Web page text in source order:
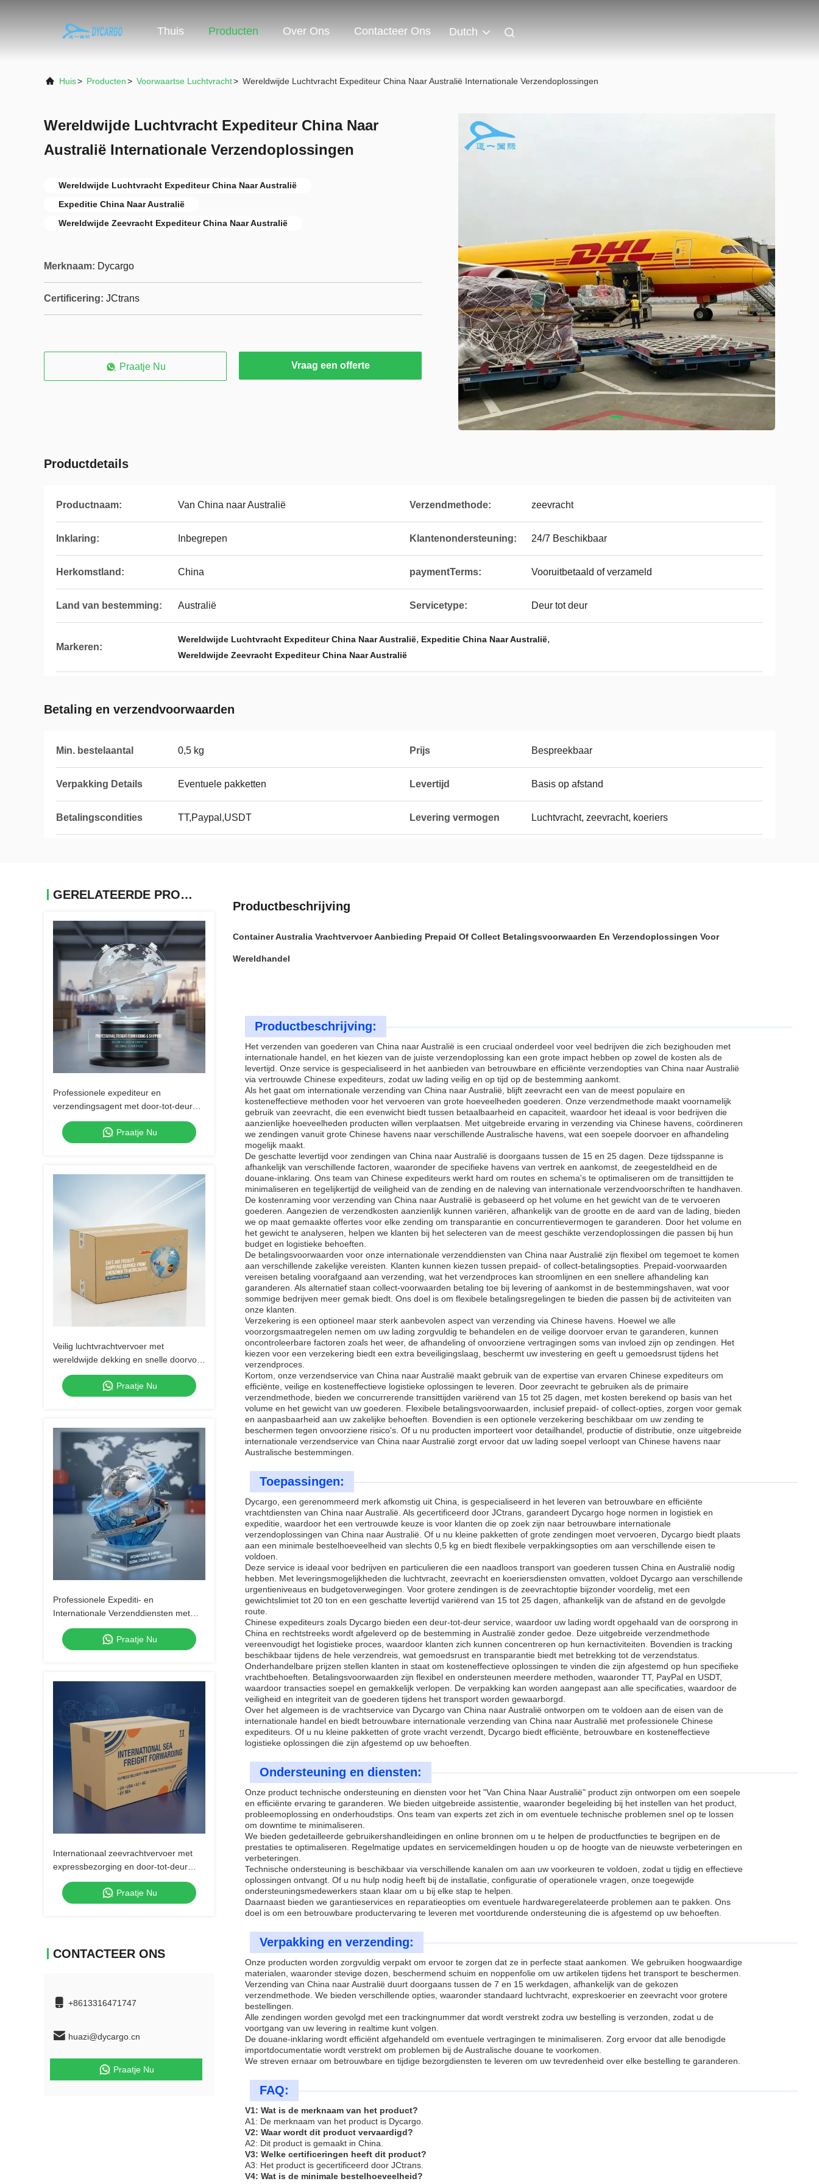
Thuis Producten Over Ons Contacteer Ons Dutch
Huis> Producten> Voorwaartse Luchtvracht> Wereldwijde Luchtvracht Expediteur China Naar Australië Internationale Verzendoplossingen
Wereldwijde Luchtvracht Expediteur China Naar
Australië Internationale Verzendoplossingen
Wereldwijde Luchtvracht Expediteur China Naar Australië
Expeditie China Naar Australië
Wereldwijde Zeevracht Expediteur China Naar Australië
Merknaam: Dycargo
Certificering: JCtrans
Praatje Nu Vraag een offerte
Productdetails
Productnaam: Van China naar Australië Verzendmethode: zeevracht
Inklaring: Inbegrepen Klantenondersteuning: 24/7 Beschikbaar
Herkomstland: China paymentTerms: Vooruitbetaald of verzameld
Land van bestemming: Australië Servicetype: Deur tot deur
Markeren:
Wereldwijde Luchtvracht Expediteur China Naar Australië, Expeditie China Naar Australië,
Wereldwijde Zeevracht Expediteur China Naar Australië
Betaling en verzendvoorwaarden
Min. bestelaantal 0,5 kg Prijs Bespreekbaar
Verpakking Details Eventuele pakketten Levertijd Basis op afstand
Betalingscondities TT,Paypal,USDT Levering vermogen Luchtvracht, zeevracht, koeriers
GERELATEERDE PRODUCTEN
Professionele expediteur en
verzendingsagent met door-tot-deur
express verzending en wereldwijde
dekking
Praatje Nu
Veilig luchtvrachtvervoer met
wereldwijde dekking en snelle doorvoer
via logistieke diensten voor
expressbezorgingPraatje Nu
Professionele Expediti- en
Internationale Verzenddiensten met
DDP-verzending, Wereldwijde Dekking
en Snelle Doorlooptijden
Praatje Nu
Internationaal zeevrachtvervoer met
expressbezorging en door-tot-deur
snelle zeevrachtdiensten
Praatje Nu
CONTACTEER ONS
+8613316471747
huazi@dycargo.cn
Praatje Nu
Productbeschrijving
Container Australia Vrachtvervoer Aanbieding Prepaid Of Collect Betalingsvoorwaarden En Verzendoplossingen Voor
Wereldhandel
Productbeschrijving:
Het verzenden van goederen van China naar Australië is een cruciaal onderdeel voor veel bedrijven die zich bezighouden met
internationale handel, en het kiezen van de juiste verzendoplossing kan een grote impact hebben op zowel de kosten als de
levertijd. Onze service is gespecialiseerd in het aanbieden van betrouwbare en efficiënte verzendopties van China naar Australië
via vertrouwde Chinese expediteurs, zodat uw lading veilig en op tijd op de bestemming aankomt.
Als het gaat om internationale verzending van China naar Australië, blijft zeevracht een van de meest populaire en
kosteneffectieve methoden voor het vervoeren van grote hoeveelheden goederen. Onze verzendmethode maakt voornamelijk
gebruik van zeevracht, die een evenwicht biedt tussen betaalbaarheid en capaciteit, waardoor het ideaal is voor bedrijven die
aanzienlijke hoeveelheden producten willen verplaatsen. Met uitgebreide ervaring in verzending via Chinese havens, coördineren
we zendingen vanuit grote Chinese havens naar verschillende Australische havens, wat een soepele doorvoer en afhandeling
mogelijk maakt.
De geschatte levertijd voor zendingen van China naar Australië is doorgaans tussen de 15 en 25 dagen. Deze tijdsspanne is
afhankelijk van verschillende factoren, waaronder de specifieke havens van vertrek en aankomst, de zeegesteldheid en de
douane-inklaring. Ons team van Chinese expediteurs werkt hard om routes en schema's te optimaliseren om de transittijden te
minimaliseren en tegelijkertijd de veiligheid van de zending en de naleving van internationale verzendvoorschriften te handhaven.
De kostenraming voor verzending van China naar Australië is gebaseerd op het volume en het gewicht van de te vervoeren
goederen. Aangezien de verzendkosten aanzienlijk kunnen variëren, afhankelijk van de grootte en de aard van de lading, bieden
we op maat gemaakte offertes voor elke zending om transparantie en concurrentievermogen te garanderen. Door het volume en
het gewicht te analyseren, helpen we klanten bij het selecteren van de meest geschikte verzendoplossingen die passen bij hun
budget en logistieke behoeften.
De betalingsvoorwaarden voor onze internationale verzenddiensten van China naar Australië zijn flexibel om tegemoet te komen
aan verschillende zakelijke vereisten. Klanten kunnen kiezen tussen prepaid- of collect-betalingsopties. Prepaid-voorwaarden
vereisen betaling voorafgaand aan verzending, wat het verzendproces kan stroomlijnen en een snellere afhandeling kan
garanderen. Als alternatief staan collect-voorwaarden betaling toe bij levering of aankomst in de bestemmingshaven, wat voor
sommige bedrijven meer gemak biedt. Ons doel is om flexibele betalingsregelingen te bieden die passen bij de activiteiten van
onze klanten.
Verzekering is een optioneel maar sterk aanbevolen aspect van verzending via Chinese havens. Hoewel we alle
voorzorgsmaatregelen nemen om uw lading zorgvuldig te behandelen en de veilige doorvoer ervan te garanderen, kunnen
oncontroleerbare factoren zoals het weer, de afhandeling of onvoorziene vertragingen soms van invloed zijn op zendingen. Het
kiezen voor een verzekering biedt een extra beveiligingslaag, beschermt uw investering en geeft u gemoedsrust tijdens het
verzendproces.
Kortom, onze verzendservice van China naar Australië maakt gebruik van de expertise van ervaren Chinese expediteurs om
efficiënte, veilige en kosteneffectieve logistieke oplossingen te leveren. Door zeevracht te gebruiken als de primaire
verzendmethode, bieden we concurrerende transittijden variërend van 15 tot 25 dagen, met kosten berekend op basis van het
volume en het gewicht van uw goederen. Flexibele betalingsvoorwaarden, inclusief prepaid- of collect-opties, zorgen voor gemak
en aanpasbaarheid aan uw zakelijke behoeften. Bovendien is een optionele verzekering beschikbaar om uw zending te
beschermen tegen onvoorziene risico's. Of u nu producten importeert voor detailhandel, productie of distributie, onze uitgebreide
internationale verzendservice van China naar Australië zorgt ervoor dat uw lading soepel verloopt van Chinese havens naar
Australische bestemmingen.
Toepassingen:
Dycargo, een gerenommeerd merk afkomstig uit China, is gespecialiseerd in het leveren van betrouwbare en efficiënte
vrachtdiensten van China naar Australië. Als gecertificeerd door JCtrans, garandeert Dycargo hoge normen in logistiek en
expeditie, waardoor het een vertrouwde keuze is voor klanten die op zoek zijn naar betrouwbare internationale
verzendoplossingen van China naar Australië. Of u nu kleine pakketten of grote zendingen moet vervoeren, Dycargo biedt plaats
aan een minimale bestelhoeveelheid van slechts 0,5 kg en biedt flexibele verpakkingsopties om aan verschillende eisen te
voldoen.
Deze service is ideaal voor bedrijven en particulieren die een naadloos transport van goederen tussen China en Australië nodig
hebben. Met leveringsmogelijkheden die luchtvracht, zeevracht en koeriersdiensten omvatten, voldoet Dycargo aan verschillende
urgentieniveaus en budgetoverwegingen. Voor grotere zendingen is de zeevrachtoptie bijzonder voordelig, met een
gewichtslimiet tot 20 ton en een geschatte levertijd variërend van 15 tot 25 dagen, afhankelijk van de afstand en de gevolgde
route.
Chinese expediteurs zoals Dycargo bieden een deur-tot-deur service, waardoor uw lading wordt opgehaald van de oorsprong in
China en rechtstreeks wordt afgeleverd op de bestemming in Australië zonder gedoe. Deze uitgebreide verzendmethode
vereenvoudigt het logistieke proces, waardoor klanten zich kunnen concentreren op hun kernactiviteiten. Bovendien is tracking
beschikbaar tijdens de hele verzendreis, wat gemoedsrust en transparantie biedt met betrekking tot de verzendstatus.
Onderhandelbare prijzen stellen klanten in staat om kosteneffectieve oplossingen te vinden die zijn afgestemd op hun specifieke
vrachtbehoeften. Betalingsvoorwaarden zijn flexibel en ondersteunen meerdere methoden, waaronder TT, PayPal en USDT,
waardoor transacties soepel en gemakkelijk verlopen. De verpakking kan worden aangepast aan alle specificaties, waardoor de
veiligheid en integriteit van de goederen tijdens het transport worden gewaarborgd.
Over het algemeen is de vrachtservice van Dycargo van China naar Australië ontworpen om te voldoen aan de eisen van de
internationale handel en biedt betrouwbare internationale verzending van China naar Australië met professionele Chinese
expediteurs. Of u nu kleine pakketten of grote vracht verzendt, Dycargo biedt efficiënte, betrouwbare en kosteneffectieve
logistieke oplossingen die zijn afgestemd op uw behoeften.
Ondersteuning en diensten:
Onze product technische ondersteuning en diensten voor het "Van China Naar Australië" product zijn ontworpen om een soepele
en efficiënte ervaring te garanderen. We bieden uitgebreide assistentie, waaronder begeleiding bij het instellen van het product,
probleemoplossing en onderhoudstips. Ons team van experts zet zich in om eventuele technische problemen snel op te lossen
om downtime te minimaliseren.
We bieden gedetailleerde gebruikershandleidingen en online bronnen om u te helpen de productfuncties te begrijpen en de
prestaties te optimaliseren. Regelmatige updates en servicemeldingen houden u op de hoogte van de nieuwste verbeteringen en
verbeteringen.
Technische ondersteuning is beschikbaar via verschillende kanalen om aan uw voorkeuren te voldoen, zodat u tijdig en effectieve
oplossingen ontvangt. Of u nu hulp nodig heeft bij de installatie, configuratie of operationele vragen, onze toegewijde
ondersteuningsmedewerkers staan klaar om u bij elke stap te helpen.
Daarnaast bieden we garantieservices en reparatieopties om eventuele hardwaregerelateerde problemen aan te pakken. Ons
doel is om een betrouwbare productervaring te leveren met voortdurende ondersteuning die is afgestemd op uw behoeften.
Verpakking en verzending:
Onze producten worden zorgvuldig verpakt om ervoor te zorgen dat ze in perfecte staat aankomen. We gebruiken hoogwaardige
materialen, waaronder stevige dozen, beschermend schuim en noppenfolie om uw artikelen tijdens het transport te beschermen.
Verzending van China naar Australië duurt doorgaans tussen de 7 en 15 werkdagen, afhankelijk van de gekozen
verzendmethode. We bieden verschillende opties, waaronder standaard luchtvracht, expreskoerier en zeevracht voor grotere
bestellingen.
Alle zendingen worden gevolgd met een trackingnummer dat wordt verstrekt zodra uw bestelling is verzonden, zodat u de
voortgang van uw levering in realtime kunt volgen.
De douane-inklaring wordt efficiënt afgehandeld om eventuele vertragingen te minimaliseren. Zorg ervoor dat alle benodigde
importdocumentatie wordt verstrekt om problemen bij de Australische douane te voorkomen.
We streven ernaar om betrouwbare en tijdige bezorgdiensten te leveren om uw tevredenheid over elke bestelling te garanderen.
FAQ:
V1: Wat is de merknaam van het product?
A1: De merknaam van het product is Dycargo.
V2: Waar wordt dit product vervaardigd?
A2: Dit product is gemaakt in China.
V3: Welke certificeringen heeft dit product?
A3: Het product is gecertificeerd door JCtrans.
V4: Wat is de minimale bestelhoeveelheid?